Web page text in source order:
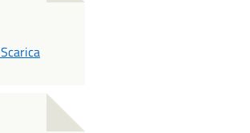
PDF
Scarica